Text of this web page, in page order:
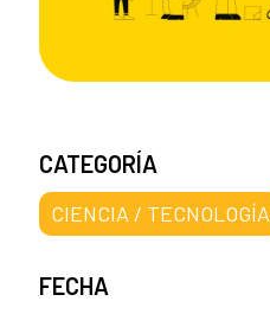
CATEGORÍA
CIENCIA / TECNOLOGÍA
FECHA